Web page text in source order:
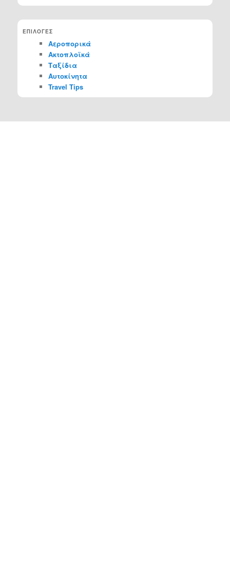
ΕΠΙΛΟΓΕΣ
Αεροπορικά
Ακτοπλοϊκά
Ταξίδια
Αυτοκίνητα
Travel Tips